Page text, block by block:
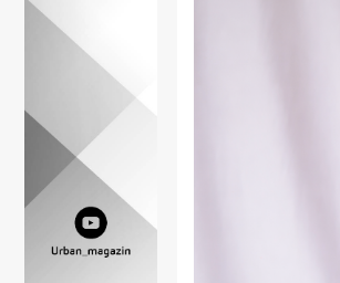
Lifestyle
Beauty
Zdravlje
stolom